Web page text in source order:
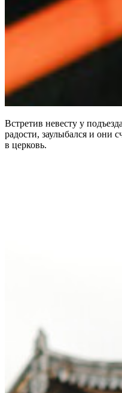
Встретив невесту у
радости, заулыбался и они
в церковь.